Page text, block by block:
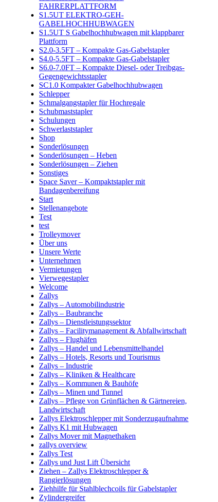
FAHRERPLATTFORM
S1.5UT ELEKTRO-GEH-
GABELHOCHHUBWAGEN
S1.5UT S Gabelhochhubwagen mit klappbarer
Plattform
S2.0-3.5FT – Kompakte Gas-Gabelstapler
S4.0-5.5FT – Kompakte Gas-Gabelstapler
S6.0-7.0FT – Kompakte Diesel- oder Treibgas-
Gegengewichtsstapler
SC1.0 Kompakter Gabelhochhubwagen
Schlepper
Schmalgangstapler für Hochregale
Schubmaststapler
Schulungen
Schwerlaststapler
Shop
Sonderlösungen
Sonderlösungen – Heben
Sonderlösungen – Ziehen
Sonstiges
Space Saver – Kompaktstapler mit
Bandagenbereifung
Start
Stellenangebote
Test
test
Trolleymover
Über uns
Unsere Werte
Unternehmen
Vermietungen
Vierwegestapler
Welcome
Zallys
Zallys – Automobilindustrie
Zallys – Baubranche
Zallys – Dienstleistungssektor
Zallys – Facilitymanagement & Abfallwirtschaft
Zallys – Flughäfen
Zallys – Handel und Lebensmittelhandel
Zallys – Hotels, Resorts und Tourismus
Zallys – Industrie
Zallys – Kliniken & Healthcare
Zallys – Kommunen & Bauhöfe
Zallys – Minen und Tunnel
Zallys – Pflege von Grünflächen & Gärtnereien,
Landwirtschaft
Zallys Elektroschlepper mit Sonderzugaufnahme
Zallys K1 mit Hubwagen
Zallys Mover mit Magnethaken
zallys overview
Zallys Test
Zallys und Just Lift Übersicht
Ziehen – Zallys Elektroschlepper &
Rangierlösungen
Ziehhilfe für Stahlblechcoils für Gabelstapler
Zylindergreifer